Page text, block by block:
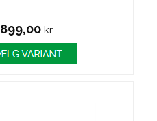
899,00 kr.